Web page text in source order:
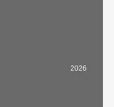
2026